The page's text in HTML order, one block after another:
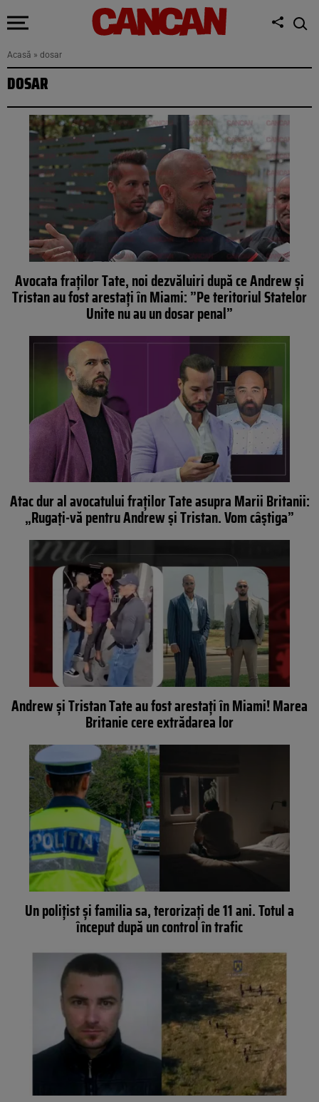
Acasă » dosar
DOSAR
Avocata fraților Tate, noi dezvăluiri după ce Andrew și
Tristan au fost arestați în Miami: ”Pe teritoriul Statelor
Unite nu au un dosar penal”
Atac dur al avocatului fraților Tate asupra Marii Britanii:
„Rugați-vă pentru Andrew și Tristan. Vom câștiga”
Andrew și Tristan Tate au fost arestați în Miami! Marea
Britanie cere extrădarea lor
Un polițist și familia sa, terorizați de 11 ani. Totul a
început după un control în trafic